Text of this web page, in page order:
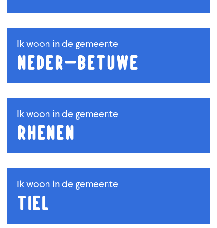
Ik woon in de gemeente
Neder-Betuwe
Ik woon in de gemeente
Rhenen
Ik woon in de gemeente
Tiel